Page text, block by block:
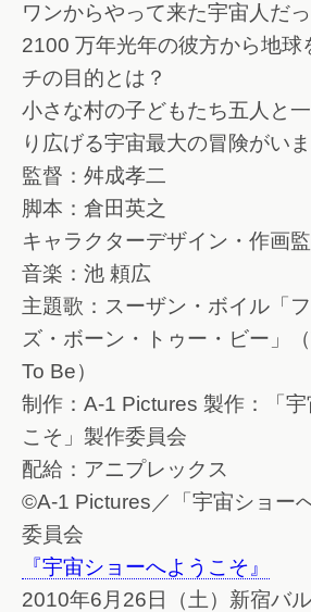
ワンからやって来た宇宙人だ
2100 万年光年の彼方から地球
チの目的とは？
小さな村の子どもたち五人と
り広げる宇宙最大の冒険がい
監督：舛成孝二
脚本：倉田英之
キャラクターデザイン・作画
音楽：池 頼広
主題歌：スーザン・ボイル「
ズ・ボーン・トゥー・ビー」
To Be）
制作：A-1 Pictures 製作：「宇
こそ」製作委員会
配給：アニプレックス
©A-1 Pictures／「宇宙ショー
委員会
『宇宙ショーへようこそ』
2010年6月26日（土）新宿バ